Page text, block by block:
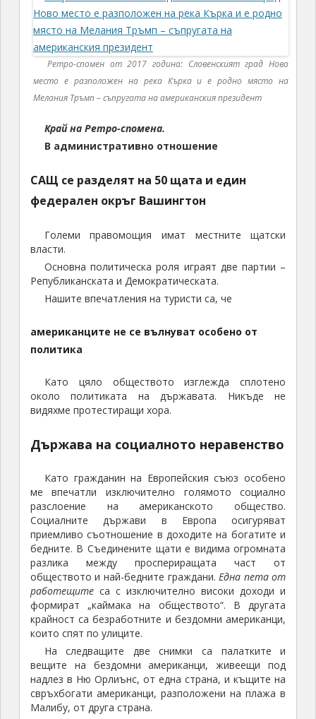
Ретро-спомен от 2017 година: Словенският град Ново
место е разположен на река Кърка и е родно място на
Мелания Тръмп – съпругата на американския президент
Край на Ретро-спомена.
В административно отношение
САЩ се разделят на 50 щата и един
федерален окръг Вашингтон
Големи правомощия имат местните щатски
власти.
Основна политическа роля играят две партии –
Републиканската и Демократическата.
Нашите впечатления на туристи са, че
американците не се вълнуват особено от
политика
Като цяло обществото изглежда сплотено
около политиката на държавата. Никъде не
видяхме протестиращи хора.
Държава на социалното неравенство
Като гражданин на Европейския съюз особено
ме впечатли изключително голямото социално
разслоение на американското общество.
Социалните държави в Европа осигуряват
приемливо съотношение в доходите на богатите и
бедните. В Съединените щати е видима огромната
разлика между проспериращата част от
обществото и най-бедните граждани.Една пета от
работещитеса с изключително високи доходи и
формират „каймака на обществото“. В другата
крайност са безработните и бездомни американци,
които спят по улиците.
На следващите две снимки са палатките и
вещите на бездомни американци, живеещи под
надлез в Ню Орлиънс, от една страна, и къщите на
свръхбогати американци, разположени на плажа в
Малибу, от друга страна.